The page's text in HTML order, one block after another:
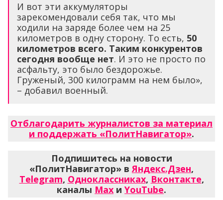
И вот эти аккумуляторы
зарекомендовали себя так, что мы
ходили на заряде более чем на 25
километров в одну сторону. То есть, 50
километров всего. Таким конкурентов
сегодня вообще нет. И это не просто по
асфальту, это было бездорожье.
Груженый, 300 килограмм на нем было»,
– добавил военный.
Отблагодарить журналистов за материал
и поддержать «ПолитНавигатор».
Подпишитесь на новости
«ПолитНавигатор» вЯндекс.Дзен,
Telegram, Одноклассниках, Вконтакте,
каналы Max и YouTube.